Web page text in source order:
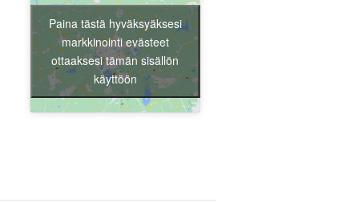
Paina tästä hyväksyäksesi
markkinointi evästeet
ottaaksesi tämän sisällön
käyttöön